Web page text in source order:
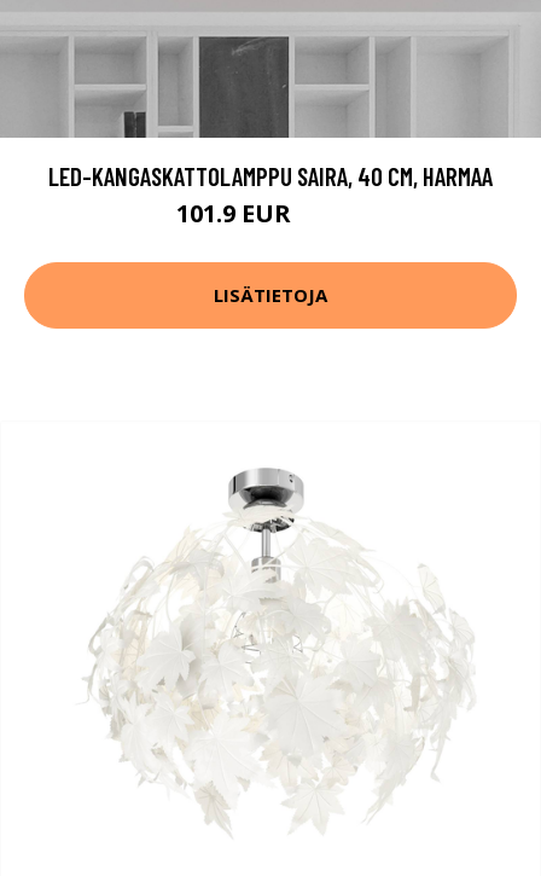
LED-KANGASKATTOLAMPPU SAIRA, 40 CM, HARMAA
101.9 EUR
LISÄTIETOJA